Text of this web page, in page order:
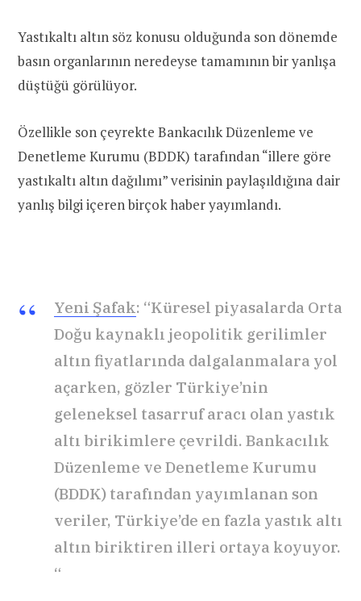
Yastıkaltı altın söz konusu olduğunda son dönemde
basın organlarının neredeyse tamamının bir yanlışa
düştüğü görülüyor.
Özellikle son çeyrekte Bankacılık Düzenleme ve
Denetleme Kurumu (BDDK) tarafından “illere göre
yastıkaltı altın dağılımı” verisinin paylaşıldığına dair
yanlış bilgi içeren birçok haber yayımlandı.
Yeni Şafak: “Küresel piyasalarda Orta
Doğu kaynaklı jeopolitik gerilimler
altın fiyatlarında dalgalanmalara yol
açarken, gözler Türkiye’nin
geleneksel tasarruf aracı olan yastık
altı birikimlere çevrildi. Bankacılık
Düzenleme ve Denetleme Kurumu
(BDDK) tarafından yayımlanan son
veriler, Türkiye’de en fazla yastık altı
altın biriktiren illeri ortaya koyuyor.
“